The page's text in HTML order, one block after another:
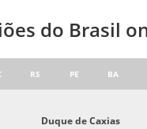
do Brasil
RS PE BA
Duque de Caxias